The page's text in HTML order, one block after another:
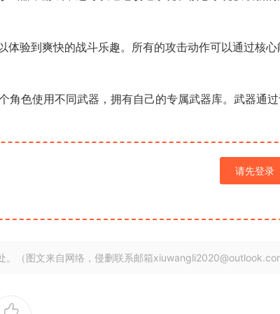
验到爽快的战斗乐趣。所有的攻击动作可以通过核心
色使用不同武器，拥有自己的专属武器库。武器通
请先登录
。（图文来自网络，侵删联系邮箱